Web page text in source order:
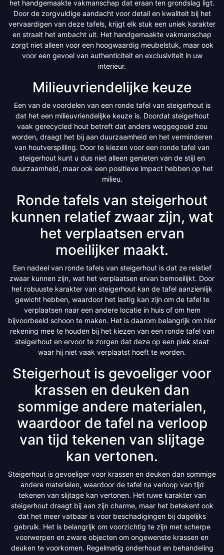
het handgemaakte vakmanschap dat eraan ten grondslag ligt.
Door de zorgvuldige aandacht voor detail en kwaliteit bij het
vervaardigen van deze tafels, krijgt elk stuk een uniek karakter
en straalt het ambacht uit. Het handgemaakte vakmanschap
zorgt niet alleen voor een hoogwaardig meubelstuk, maar ook
voor een gevoel van authenticiteit en exclusiviteit in uw
interieur.
Milieuvriendelijke keuze
Een van de voordelen van een ronde tafel van steigerhout is
dat het een milieuvriendelijke keuze is. Doordat steigerhout
vaak gerecycled hout betreft dat anders weggegooid zou
worden, draagt het bij aan duurzaamheid en het verminderen
van houtverspilling. Door te kiezen voor een ronde tafel van
steigerhout kunt u dus niet alleen genieten van de stijl en
duurzaamheid, maar ook een positieve impact hebben op het
milieu.
Ronde tafels van steigerhout
kunnen relatief zwaar zijn, wat
het verplaatsen ervan
moeilijker maakt.
Een nadeel van ronde tafels van steigerhout is dat ze relatief
zwaar kunnen zijn, wat het verplaatsen ervan bemoeilijkt. Door
het robuuste karakter van steigerhout kan de tafel aanzienlijk
gewicht hebben, waardoor het lastig kan zijn om de tafel te
verplaatsen naar een andere locatie in huis of om hem
bijvoorbeeld schoon te maken. Het is daarom belangrijk om hier
rekening mee te houden bij het kiezen van een ronde tafel van
steigerhout en ervoor te zorgen dat deze op een plek staat
waar hij niet vaak verplaatst hoeft te worden.
Steigerhout is gevoeliger voor
krassen en deuken dan
sommige andere materialen,
waardoor de tafel na verloop
van tijd tekenen van slijtage
kan vertonen.
Steigerhout is gevoeliger voor krassen en deuken dan sommige
andere materialen, waardoor de tafel na verloop van tijd
tekenen van slijtage kan vertonen. Het ruwe karakter van
steigerhout draagt bij aan zijn charme, maar het betekent ook
dat het meer vatbaar is voor beschadigingen bij dagelijks
gebruik. Het is belangrijk om voorzichtig te zijn met scherpe
voorwerpen en zware objecten om ongewenste krassen en
deuken te voorkomen. Regelmatig onderhoud en behandeling